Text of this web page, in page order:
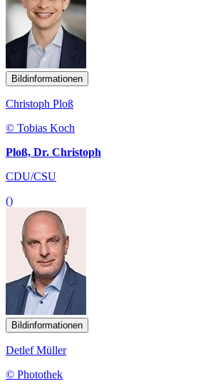
Bildinformationen
Christoph Ploß
© Tobias Koch
Ploß, Dr. Christoph
CDU/CSU
()
Bildinformationen
Detlef Müller
© Photothek